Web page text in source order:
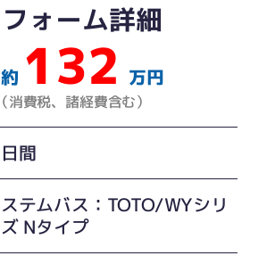
ォーム詳細
約 132 万円
（消費税、諸経費含む）
間
テムバス：TOTO/WYシリ
Nタイプ